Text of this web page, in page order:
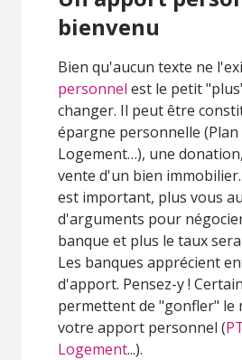
bienvenu
Bien qu'aucun texte ne
personnel est le petit
changer. Il peut être
épargne personnelle
Logement…), une
vente d'un bien
est important, plus vous
d'arguments pour
banque et plus le taux
Les banques apprécient
d'apport. Pensez-y !
permettent de "gonfler" le
votre apport personnel (
Logement...).